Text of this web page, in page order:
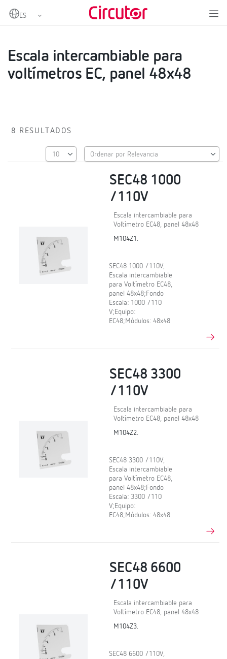
Home
Escalas
Escala intercambiable para
voltímetros EC, panel 48x48
8 RESULTADOS
SEC48 1000
/110V
Escala intercambiable para
Voltímetro EC48, panel 48x48
M104Z1.
SEC48 1000 /110V,
Escala intercambiable
para Voltímetro EC48,
panel 48x48;Fondo
Escala: 1000 /110
V;Equipo:
EC48;Módulos: 48x48
SEC48 3300
/110V
Escala intercambiable para
Voltímetro EC48, panel 48x48
M104Z2.
SEC48 3300 /110V,
Escala intercambiable
para Voltímetro EC48,
panel 48x48;Fondo
Escala: 3300 /110
V;Equipo:
EC48;Módulos: 48x48
SEC48 6600
/110V
Escala intercambiable para
Voltímetro EC48, panel 48x48
M104Z3.
SEC48 6600 /110V,